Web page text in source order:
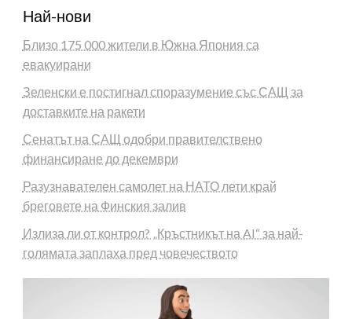
Най-нови
Близо 175 000 жители в Южна Япония са
евакуирани
Зеленски е постигнал споразумение със САЩ за
доставките на ракети
Сенатът на САЩ одобри правителствено
финансиране до декември
Разузнавателен самолет на НАТО лети край
бреговете на Финския залив
Излиза ли от контрол? „Кръстникът на AI“ за най-
голямата заплаха пред човечеството